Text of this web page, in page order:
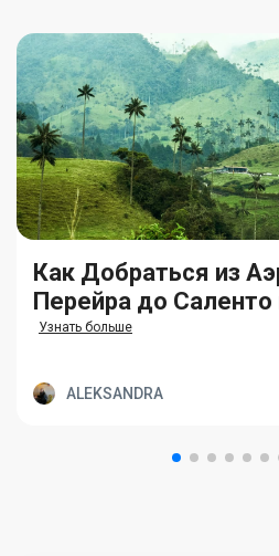
Как Добраться из
Перейра до Саленто
Узнать больше
ALEKSANDRA